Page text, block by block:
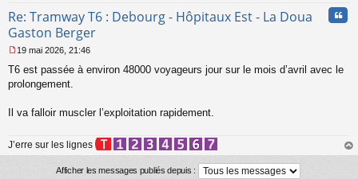
Re: Tramway T6 : Debourg - Hôpitaux Est - La Doua
Gaston Berger
e
s
g
n
o
19 mai 2026, 21:46
T6 est passée à environ 48000 voyageurs jour sur le mois d’avril avec le
prolongement.
Il va falloir muscler l’exploitation rapidement.
J’erre sur les lignes
au
Afficher les messages publiés depuis :